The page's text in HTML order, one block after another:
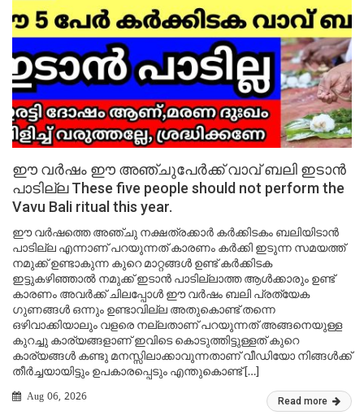
ഈ വർഷം ഈ അഞ്ചുപേർക്ക് വാവ് ബലി ഇടാൻ
പാടില്ല These five people should not perform the
Vavu Bali ritual this year.
ഈ വർഷത്തെ അഞ്ചു നക്ഷത്രക്കാർ കർക്കിടകം ബലിയിടാൻ
പാടില്ല എന്നാണ് പറയുന്നത് കാരണം കർക്കി ഇടുന്ന സമയത്ത്
നമുക്ക് ഉണ്ടാകുന്ന കുറെ മാറ്റങ്ങൾ ഉണ്ട് കർക്കിടക
ഇട്ടുകഴിഞ്ഞാൽ നമുക്ക് ഇടാൻ പാടില്ലാത്ത ആൾക്കാരും ഉണ്ട്
കാരണം അവർക്ക് ചിലപ്പോൾ ഈ വർഷം ബലി പ്രത്യേക
ഗുണങ്ങൾ ഒന്നും ഉണ്ടാവില്ല അതുകൊണ്ട് തന്നെ
ഒഴിവാക്കിയാലും വളരെ നല്ലതാണ് പറയുന്നത് അങ്ങനെയുള്ള
കുറച്ചു കാര്യങ്ങളാണ് ഇവിടെ കൊടുത്തിട്ടുള്ളത് കുറെ
കാര്യങ്ങൾ കണ്ടു മനസ്സിലാക്കാവുന്നതാണ് വീഡിയോ നിങ്ങൾക്ക്
തീർച്ചയായിട്ടും ഉപകാരപ്പെടും എന്തുകൊണ്ട് […]
Aug 06, 2026 Read more